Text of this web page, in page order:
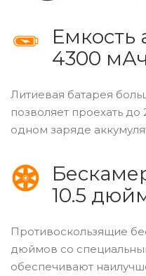
Емкость
4300 мАч
Литиевая батарея
позволяет проехать
одном заряде
10.5
Противоскользящие
дюймов со
обеспечивают